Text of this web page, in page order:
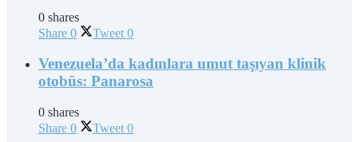
0 shares
Share 0 Tweet 0
Venezuela’da kadınlara umut taşıyan klinik
otobüs: Panarosa
0 shares
Share 0 Tweet 0